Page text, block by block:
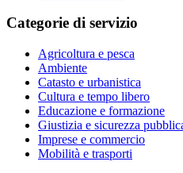
Categorie di servizio
Agricoltura e pesca
Ambiente
Catasto e urbanistica
Cultura e tempo libero
Educazione e formazione
Giustizia e sicurezza
Imprese e commercio
Mobilità e trasporti